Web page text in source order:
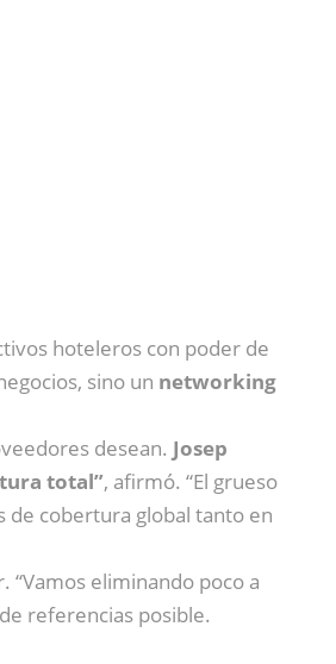
hoteleros con poder de
sino un networking
desean. Josep
total”, afirmó. “El grueso
de cobertura global tanto en
“Vamos eliminando poco a
referencias posible.